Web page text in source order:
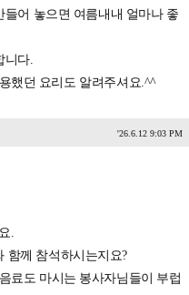
어 놓으면 여름내내 얼마나 좋
니다.
했던 요리도 알려주셔요.^^
'26.6.12 9:03 PM
.
함께 참석하시는지요?
료도 마시는 봉사자님들이 부럽